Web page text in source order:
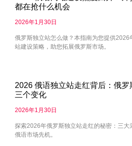
都在抢什么机会
2026年1月30日
俄罗斯独立站怎么做？本指南为您提供2026
站建设策略，助您拓展俄罗斯市场。
2026 俄语独立站走红背后：俄
三个变化
2026年1月30日
探索2026年俄罗斯独立站走红的秘密：三大
俄语市场先机。